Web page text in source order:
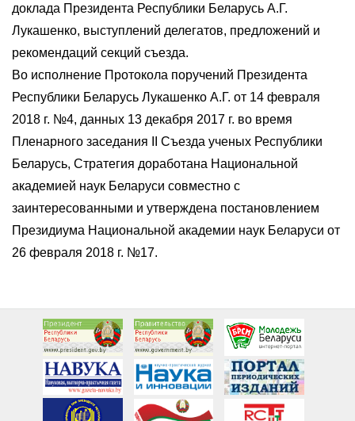
доклада Президента Республики Беларусь А.Г.
Лукашенко, выступлений делегатов, предложений и
рекомендаций секций съезда.
Во исполнение Протокола поручений Президента
Республики Беларусь Лукашенко А.Г. от 14 февраля
2018 г. №4, данных 13 декабря 2017 г. во время
Пленарного заседания II Cъезда ученых Республики
Беларусь, Стратегия доработана Национальной
академией наук Беларуси совместно с
заинтересованными и утверждена постановлением
Президиума Национальной академии наук Беларуси от
26 февраля 2018 г. №17.